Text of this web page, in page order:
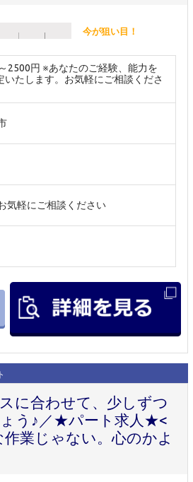
今が狙い目！
2500円 ※あなたのご経験、能力を
いたします。お気軽にご相談くださ
気軽にご相談ください
に合わせて、少しずつ
う♪／★パート求人★<
業じゃない。心のかよ